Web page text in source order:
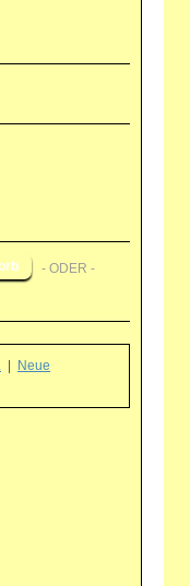
- ODER -
Neue